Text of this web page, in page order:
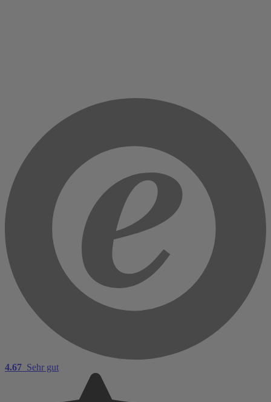
4.67 Sehr gut